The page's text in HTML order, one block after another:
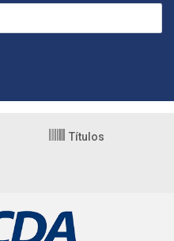
Títulos